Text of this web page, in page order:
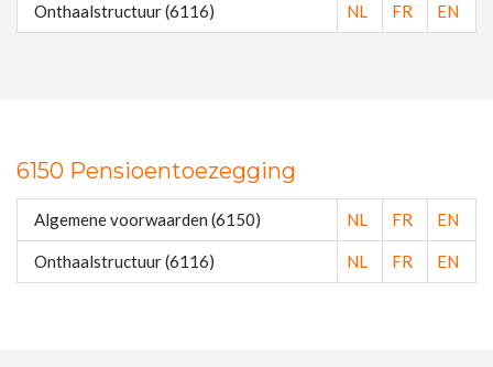
Onthaalstructuur (6116) NL FR EN
6150 Pensioentoezegging
Algemene voorwaarden (6150) NL FR EN
Onthaalstructuur (6116) NL FR EN